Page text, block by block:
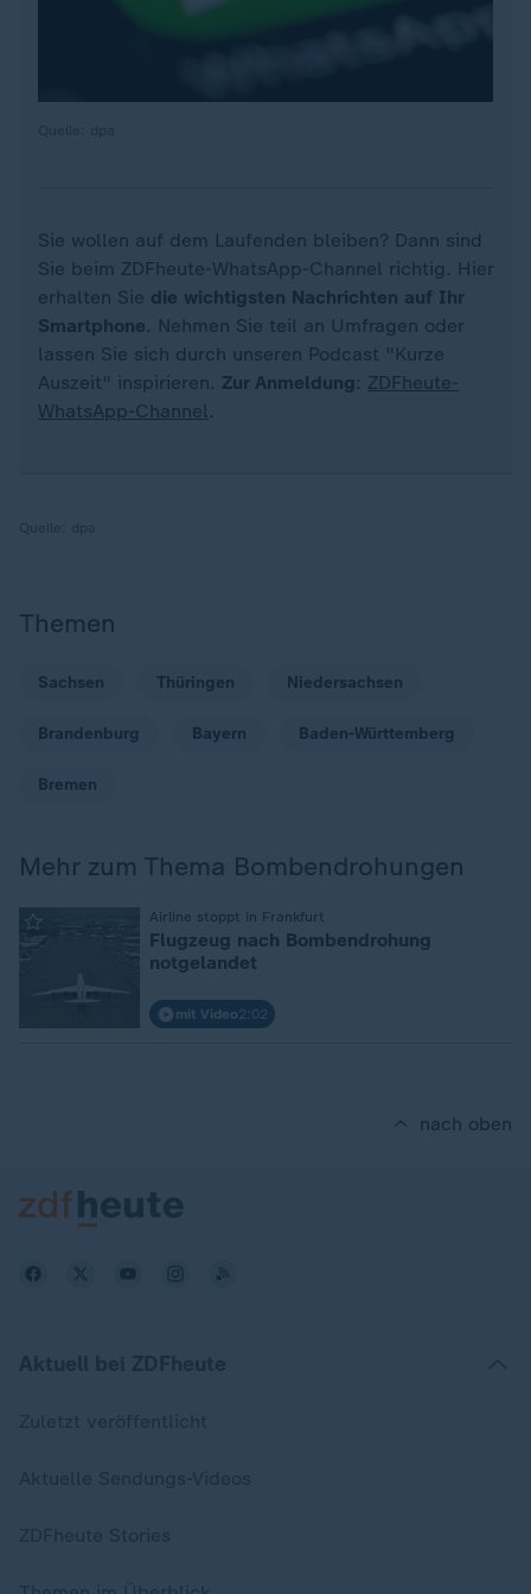
Sie wollen auf dem Laufenden bleiben? Dann sind
Sie beim ZDFheute-WhatsApp-Channel richtig. Hier
erhalten Sie die wichtigsten Nachrichten auf Ihr
Smartphone. Nehmen Sie teil an Umfragen oder
lassen Sie sich durch unseren Podcast "Kurze
Auszeit" inspirieren. Zur Anmeldung : ZDFheute-
WhatsApp-Channel.
Themen
Sachsen Thüringen Niedersachsen
Brandenburg Bayern Baden-Württemberg
Bremen
Mehr zum Thema Bombendrohungen
Airline stoppt in Frankfurt
Flugzeug nach Bombendrohung
notgelandet
mit Video2:02
nach oben